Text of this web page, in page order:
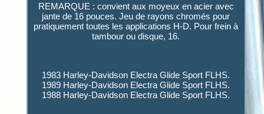
REMARQUE : convient aux moyeux en acier avec
jante de 16 pouces. Jeu de rayons chromés pour
pratiquement toutes les applications H-D. Pour frein à
tambour ou disque, 16.
1983 Harley-Davidson Electra Glide Sport FLHS.
1989 Harley-Davidson Electra Glide Sport FLHS.
1988 Harley-Davidson Electra Glide Sport FLHS.